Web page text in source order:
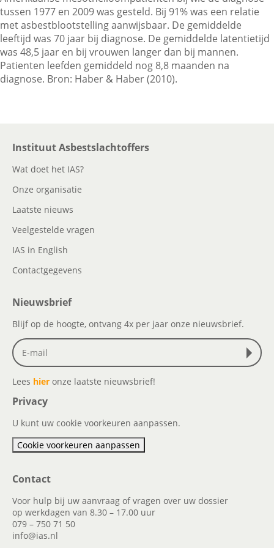
Contactgegevens
Zoeken
tussen 1977 en 2009 was gesteld. Bij 91% was een relatie
met asbestblootstelling aanwijsbaar. De gemiddelde
leeftijd was 70 jaar bij diagnose. De gemiddelde latentietijd
was 48,5 jaar en bij vrouwen langer dan bij mannen.
Patienten leefden gemiddeld nog 8,8 maanden na
diagnose. Bron: Haber & Haber (2010).
Instituut Asbestslachtoffers
Wat doet het IAS?
Onze organisatie
Laatste nieuws
Veelgestelde vragen
IAS in English
Contactgegevens
Nieuwsbrief
Blijf op de hoogte, ontvang 4x per jaar onze nieuwsbrief.
Lees hier onze laatste nieuwsbrief!
Privacy
U kunt uw cookie voorkeuren aanpassen.
Cookie voorkeuren aanpassen
Contact
Voor hulp bij uw aanvraag of vragen over uw dossier
op werkdagen van 8.30 – 17.00 uur
079 – 750 71 50
info@ias.nl